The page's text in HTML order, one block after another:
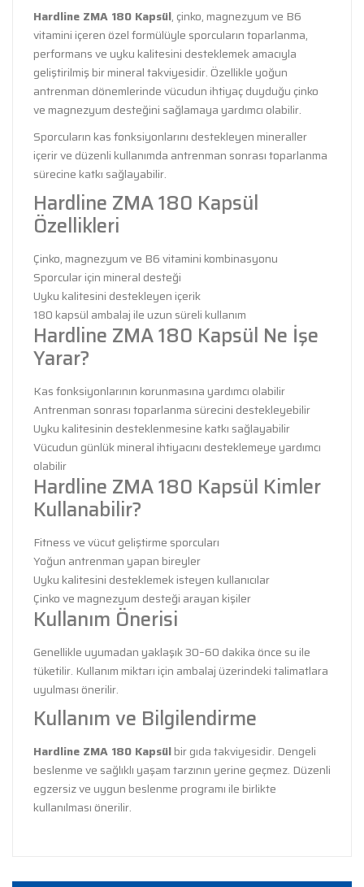
Hardline ZMA 180 Kapsül, çinko, magnezyum ve B6
vitamini içeren özel formülüyle sporcuların toparlanma,
performans ve uyku kalitesini desteklemek amacıyla
geliştirilmiş bir mineral takviyesidir. Özellikle yoğun
antrenman dönemlerinde vücudun ihtiyaç duyduğu çinko
ve magnezyum desteğini sağlamaya yardımcı olabilir.
Sporcuların kas fonksiyonlarını destekleyen mineraller
içerir ve düzenli kullanımda antrenman sonrası toparlanma
sürecine katkı sağlayabilir.
Hardline ZMA 180 Kapsül
Özellikleri
Çinko, magnezyum ve B6 vitamini kombinasyonu
Sporcular için mineral desteği
Uyku kalitesini destekleyen içerik
180 kapsül ambalaj ile uzun süreli kullanım
Hardline ZMA 180 Kapsül Ne İşe
Yarar?
Kas fonksiyonlarının korunmasına yardımcı olabilir
Antrenman sonrası toparlanma sürecini destekleyebilir
Uyku kalitesinin desteklenmesine katkı sağlayabilir
Vücudun günlük mineral ihtiyacını desteklemeye yardımcı
olabilir
Hardline ZMA 180 Kapsül Kimler
Kullanabilir?
Fitness ve vücut geliştirme sporcuları
Yoğun antrenman yapan bireyler
Uyku kalitesini desteklemek isteyen kullanıcılar
Çinko ve magnezyum desteği arayan kişiler
Kullanım Önerisi
Genellikle uyumadan yaklaşık 30–60 dakika önce su ile
tüketilir. Kullanım miktarı için ambalaj üzerindeki talimatlara
uyulması önerilir.
Kullanım ve Bilgilendirme
Hardline ZMA 180 Kapsülbir gıda takviyesidir. Dengeli
beslenme ve sağlıklı yaşam tarzının yerine geçmez. Düzenli
egzersiz ve uygun beslenme programı ile birlikte
kullanılması önerilir.
diğer konularda yetersiz gördüğünüz noktaları öneri